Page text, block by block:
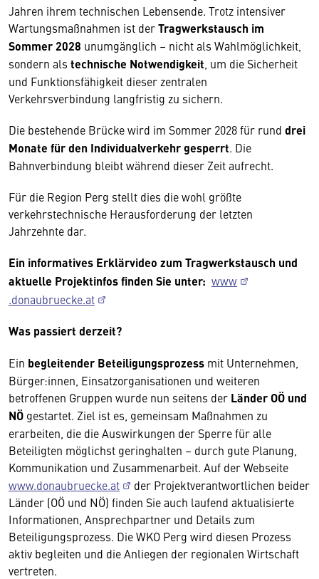
Jahren ihrem technischen Lebensende. Trotz intensiver
Wartungsmaßnahmen ist derTragwerkstausch im
Sommer 2028 unumgänglich – nicht als Wahlmöglichkeit,
sondern als technische Notwendigkeit , um die Sicherheit
und Funktionsfähigkeit dieser zentralen
Verkehrsverbindung langfristig zu sichern.
Die bestehende Brücke wird im Sommer 2028 für rund drei
Monate für den Individualverkehr gesperrt. Die
Bahnverbindung bleibt während dieser Zeit aufrecht.
Für die Region Perg stellt dies die wohl größte
verkehrstechnische Herausforderung der letzten
Jahrzehnte dar.
Ein informatives Erklärvideo zum Tragwerkstausch und
aktuelle Projektinfos finden Sie unter: www
.donaubruecke.at
Was passiert derzeit?
Ein begleitender Beteiligungsprozess mit Unternehmen,
Bürger:innen, Einsatzorganisationen und weiteren
betroffenen Gruppen wurde nun seitens der Länder OÖ und
NÖ gestartet. Ziel ist es, gemeinsam Maßnahmen zu
erarbeiten, die die Auswirkungen der Sperre für alle
Beteiligten möglichst geringhalten – durch gute Planung,
Kommunikation und Zusammenarbeit. Auf der Webseite
www.donaubruecke.at
der Projektverantwortlichen beider
Länder (OÖ und NÖ) finden Sie auch laufend aktualisierte
Informationen, Ansprechpartner und Details zum
Beteiligungsprozess. Die WKO Perg wird diesen Prozess
aktiv begleiten und die Anliegen der regionalen Wirtschaft
vertreten.